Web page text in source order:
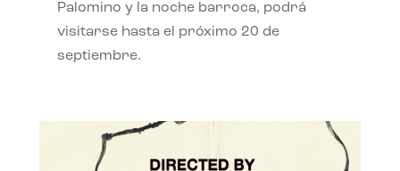
Palomino y la noche barroca, podrá
visitarse hasta el próximo 20 de
septiembre.